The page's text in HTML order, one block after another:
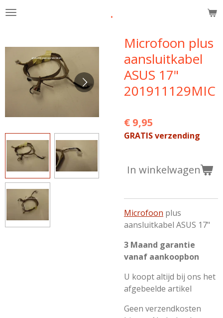
Ga
de
hoofdinhoud
.
Microfoon plus
aansluitkabel
ASUS 17"
201911129MIC
€ 9,95
GRATIS verzending
In winkelwagen
Microfoon plus
aansluitkabel ASUS 17"
3 Maand garantie
vanaf aankoopbon
U koopt altijd bij ons het
afgebeelde artikel
Geen verzendkosten